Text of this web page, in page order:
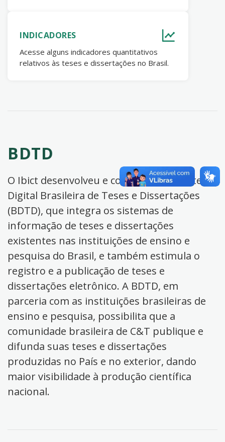
INDICADORES
Acesse alguns indicadores quantitativos
relativos às teses e dissertações no Brasil.
BDTD
O Ibict desenvolveu e coordena a Biblioteca
Digital Brasileira de Teses e Dissertações
(BDTD), que integra os sistemas de
informação de teses e dissertações
existentes nas instituições de ensino e
pesquisa do Brasil, e também estimula o
registro e a publicação de teses e
dissertações eletrônico. A BDTD, em
parceria com as instituições brasileiras de
ensino e pesquisa, possibilita que a
comunidade brasileira de C&T publique e
difunda suas teses e dissertações
produzidas no País e no exterior, dando
maior visibilidade à produção científica
nacional.